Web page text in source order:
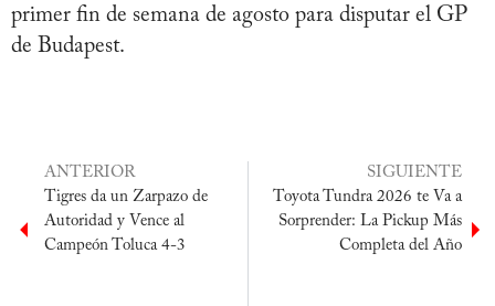
primer fin de semana de agosto para disputar el GP
de Budapest.
ANTERIOR
Tigres da un Zarpazo de
Autoridad y Vence al
Campeón Toluca 4-3
SIGUIENTE
Toyota Tundra 2026 te Va a
Sorprender: La Pickup Más
Completa del Año